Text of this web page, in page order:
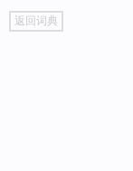
go
top
返回词典